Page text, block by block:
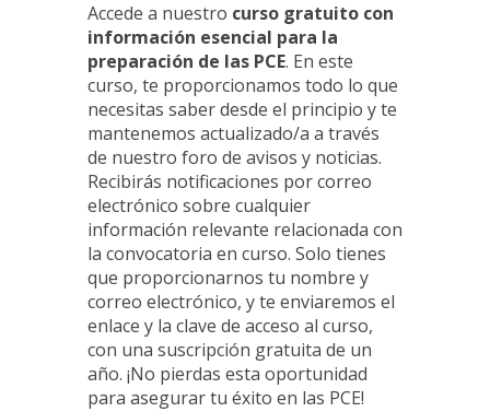
Accede a nuestro curso gratuito con
información esencial para la
preparación de las PCE. En este
curso, te proporcionamos todo lo que
necesitas saber desde el principio y te
mantenemos actualizado/a a través
de nuestro foro de avisos y noticias.
Recibirás notificaciones por correo
electrónico sobre cualquier
información relevante relacionada con
la convocatoria en curso. Solo tienes
que proporcionarnos tu nombre y
correo electrónico, y te enviaremos el
enlace y la clave de acceso al curso,
con una suscripción gratuita de un
año. ¡No pierdas esta oportunidad
para asegurar tu éxito en las PCE!